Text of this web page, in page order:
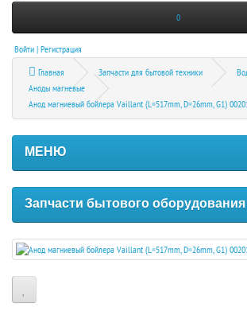
0
Войти | Регистрация
Главная
Запчасти для бытовой техники
Аноды магневые
Анод магниевый бойлера Vaillant (L=517mm, D=26mm, G1)
МЕНЮ
Запчасти бытового оборудования